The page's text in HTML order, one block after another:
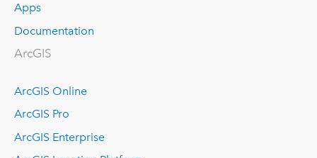
Apps
Documentation
ArcGIS
ArcGIS Online
ArcGIS Pro
ArcGIS Enterprise